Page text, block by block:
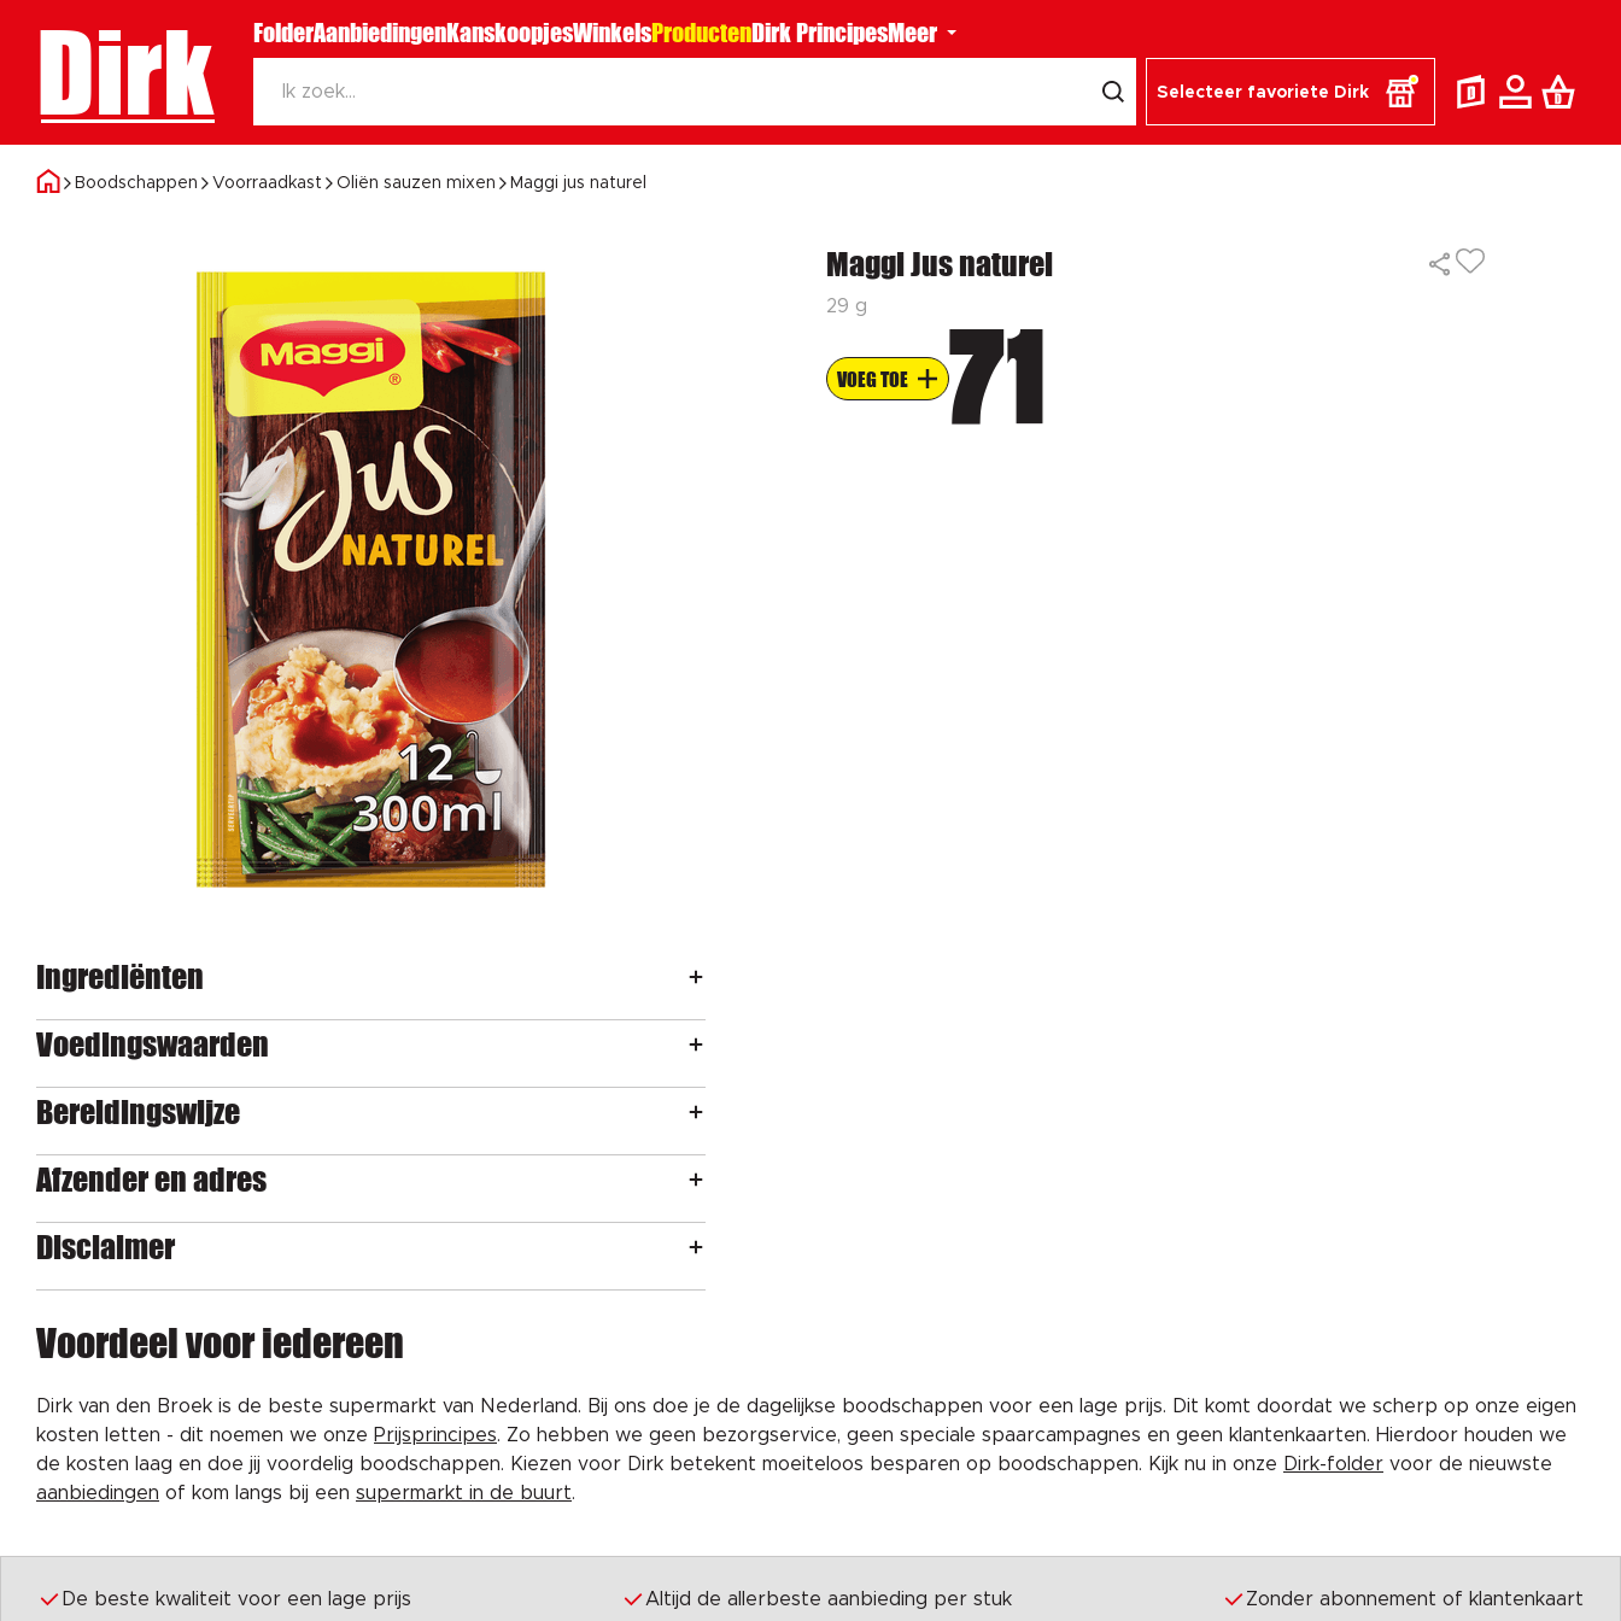
Dirk FolderAanbiedingenKanskoopjesWinkelsProductenDirk PrincipesMeer
Selecteer favoriete Dirk
Boodschappen Voorraadkast Oliën sauzen mixen Maggi jus naturel
Maggi Jus naturel
29 g
VOEG TOE 71
Ingrediënten
Voedingswaarden
Bereidingswijze
Afzender en adres
Disclaimer
Voordeel voor iedereen
Dirk van den Broek is de beste supermarkt van Nederland. Bij ons doe je de dagelijkse boodschappen voor een lage prijs. Dit komt doordat we scherp op onze eigen
kosten letten - dit noemen we onze Prijsprincipes. Zo hebben we geen bezorgservice, geen speciale spaarcampagnes en geen klantenkaarten. Hierdoor houden we
de kosten laag en doe jij voordelig boodschappen. Kiezen voor Dirk betekent moeiteloos besparen op boodschappen. Kijk nu in onze Dirk-folder voor de nieuwste
aanbiedingen of kom langs bij een supermarkt in de buurt.
De beste kwaliteit voor een lage prijs Altijd de allerbeste aanbieding per stuk Zonder abonnement of klantenkaart